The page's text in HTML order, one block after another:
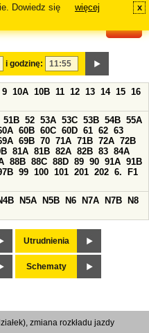
Dowiedz się
więcej x
i godzinę:
9 10A 10B 11 12 13 14 15 16
51B 52 53A 53C 53B 54B 55A
60B 60C 60D 61 62 63
69B 70 71A 71B 72A 72B
81A 81B 82A 82B 83 84A
88B 88C 88D 89 90 91A 91B
99 100 101 201 202 6.
F1
N5A N5B N6 N7A N7B
N8
Utrudnienia
Schematy
zmiana rozkładu jazdy